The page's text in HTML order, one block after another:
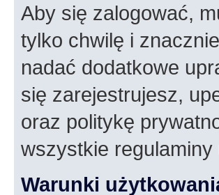
Aby się zalogować,
tylko chwilę i
nadać dodatkowe
się zarejestrujesz,
oraz politykę
wszystkie
Warunki